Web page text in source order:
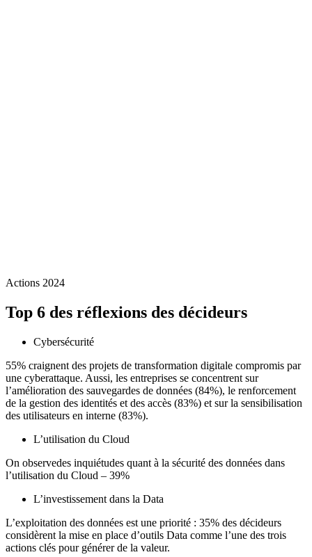
Actions 2024
Top 6 des réflexions des décideurs
Cybersécurité
55% craignent des projets de transformation digitale compromis par
une cyberattaque. Aussi, les entreprises se concentrent sur
l’amélioration des sauvegardes de données (84%), le renforcement
de la gestion des identités et des accès (83%) et sur la sensibilisation
des utilisateurs en interne (83%).
L’utilisation du Cloud
On observedes inquiétudes quant à la sécurité des données dans
l’utilisation du Cloud – 39%
L’investissement dans la Data
L’exploitation des données est une priorité : 35% des décideurs
considèrent la mise en place d’outils Data comme l’une des trois
actions clés pour générer de la valeur.